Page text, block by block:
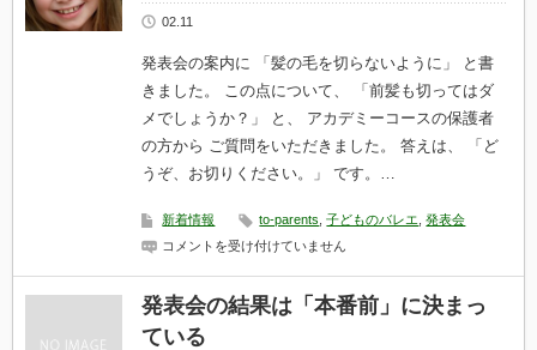
タ
ビ
ー
お
い
を
立
て
な
い
よ
は
02.11
発表会の案内に 「髪の毛を切らないように」 と書
きました。 この点について、 「前髪も切ってはダ
メでしょうか？」 と、 アカデミーコースの保護者
の方から ご質問をいただきました。 答えは、 「ど
うぞ、お切りください。」 です。…
新着情報 to-parents ,子どものバレエ ,発表会
発
会
前
の
髪
コメントを受け付けていません
発表会の結果は「本番前」に決まっ
ている